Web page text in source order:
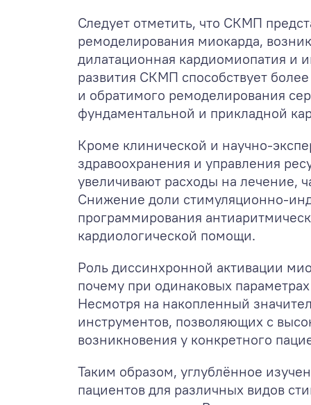
Следует отметить, что СКМП
ремоделирования миокарда,
дилатационная кардиомиопатия и
развития СКМП способствует
и обратимого ремоделирования
фундаментальной и прикладной
Кроме клинической и научно-
здравоохранения и управления
увеличивают расходы на лечение,
Снижение доли стимуляционно-
программирования
кардиологической помощи.
Роль диссинхронной активации
почему при одинаковых
Несмотря на накопленный
инструментов, позволяющих с
возникновения у конкретного
Таким образом, углублённое
пациентов для различных видов